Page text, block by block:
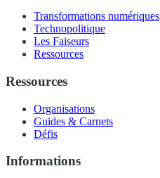
Transformations numériques
Technopolitique
Les Faiseurs
Ressources
Ressources
Organisations
Guides & Carnets
Défis
Informations